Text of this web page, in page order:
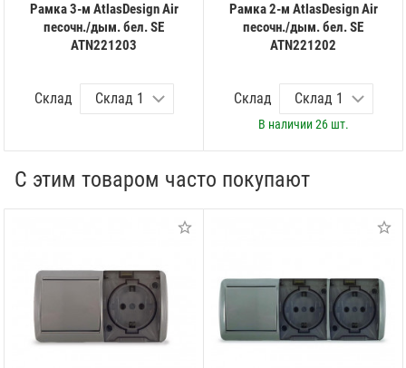
Рамка 3-м AtlasDesign Air
песочн./дым. бел. SE
ATN221203
Склад
Рамка 2-м AtlasDesign Air
песочн./дым. бел. SE
ATN221202
Склад
В наличии26 шт.
С этим товаром часто покупают